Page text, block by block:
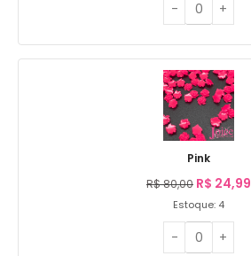
Pink
R$80,00 R$ 24,99
Estoque: 4